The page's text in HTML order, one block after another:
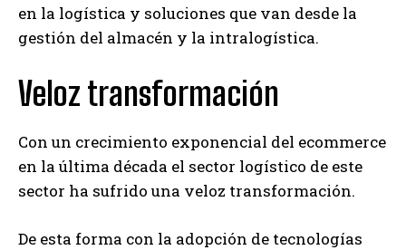
en la logística y soluciones que van desde la
gestión del almacén y la intralogística.
Veloz transformación
Con un crecimiento exponencial del ecommerce
en la última década el sector logístico de este
sector ha sufrido una veloz transformación.
De esta forma con la adopción de tecnologías